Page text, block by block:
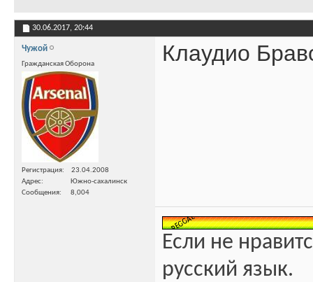
30.06.2017, 20:44
Чужой
Гражданская Оборона
Регистрация
23.04.2008
Адрес
Южно-сахалинск
Сообщения
8,004
Клаудио
Если не
русский язык.